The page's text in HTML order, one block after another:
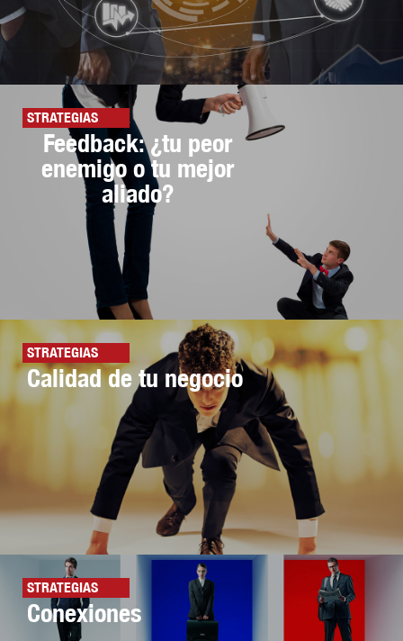
STRATEGIAS
Feedback: ¿tu peor
enemigo o tu mejor
aliado?
STRATEGIAS
Calidad de tu negocio
STRATEGIAS
Conexiones